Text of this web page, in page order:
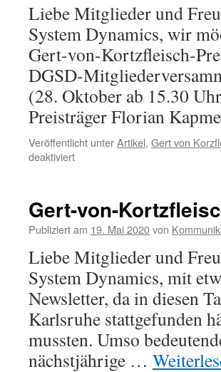
Liebe Mitglieder und
System Dynamics, wir
Gert-von-Kortzfleisch-
DGSD-
(28. Oktober ab 15.30
Preisträger Florian
Veröffentlicht unterArtikel, Gert von
deaktiviertfür
von-
Kortzfleisch-
2020
am
28.10.
Gert-von-
Publiziert am 19. Mai 2020von
Liebe Mitglieder und
System Dynamics, mit
Newsletter, da in diesen
Karlsruhe stattgefunden
mussten. Umso
nächstjährige …